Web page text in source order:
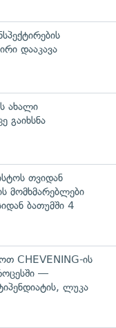
დააკავა
ახალი
გაიხსნა
თვიდან
მომხმარებლები
ბათუმში 4
CHEVENING-ის
—
ლუკა